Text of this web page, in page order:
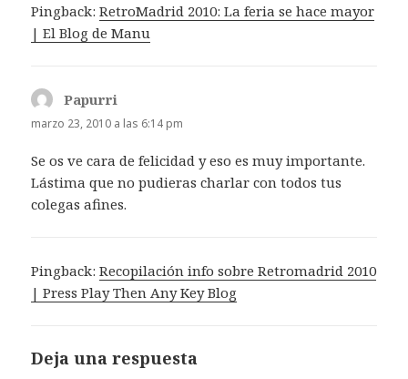
Pingback:RetroMadrid 2010: La feria se hace mayor
| El Blog de Manu
Papurri
marzo 23, 2010 a las 6:14 pm
Se os ve cara de felicidad y eso es muy importante.
Lástima que no pudieras charlar con todos tus
colegas afines.
Pingback:Recopilación info sobre Retromadrid 2010
| Press Play Then Any Key Blog
Deja una respuesta